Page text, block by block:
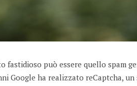
fastidioso può essere quello spam
Google ha realizzato reCaptcha,